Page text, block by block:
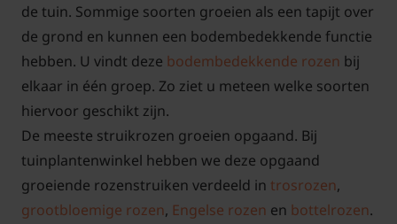
de tuin. Sommige soorten groeien als een tapijt over
de grond en kunnen een bodembedekkende functie
hebben. U vindt deze bodembedekkende rozen bij
elkaar in één groep. Zo ziet u meteen welke soorten
hiervoor geschikt zijn.
De meeste struikrozen groeien opgaand. Bij
tuinplantenwinkel hebben we deze opgaand
groeiende rozenstruiken verdeeld in trosrozen,
grootbloemige rozen, Engelse rozen en bottelrozen.